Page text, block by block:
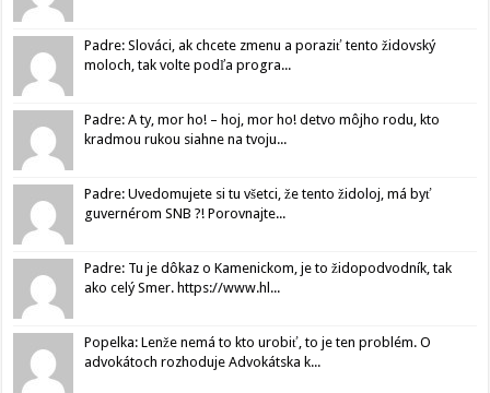
Padre: Slováci, ak chcete zmenu a poraziť tento židovský
moloch, tak volte podľa progra...
Padre: A ty, mor ho! – hoj, mor ho! detvo môjho rodu, kto
kradmou rukou siahne na tvoju...
Padre: Uvedomujete si tu všetci, že tento židoloj, má byť
guvernérom SNB ?! Porovnajte...
Padre: Tu je dôkaz o Kamenickom, je to židopodvodník, tak
ako celý Smer. https://www.hl...
Popelka: Lenže nemá to kto urobiť, to je ten problém. O
advokátoch rozhoduje Advokátska k...